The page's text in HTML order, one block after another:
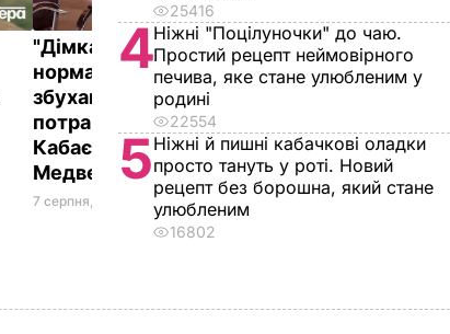
"Дімка був наче
нормальний, поки не
збухався". У мережу
потрапили знімки
Кабаєвої з
Медведєвим
7 серпня, 20.39 БУЛЬВАР
Гості думають, що
це закуска з
баклажанні
рулетики без зайвого
жиру
25416
4Ніжні "Поцілуночки" до чаю.
Простий рецепт неймовірного
печива, яке стане улюбленим у
родині
22554
5Ніжні й пишні кабачкові оладки
просто тануть у роті. Новий
рецепт без борошна, який стане
улюбленим
16802